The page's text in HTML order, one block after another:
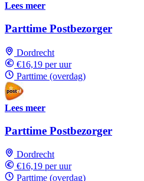
Lees meer
Parttime Postbezorger
Dordrecht
€16,19 per uur
Parttime (overdag)
Lees meer
Parttime Postbezorger
Dordrecht
€16,19 per uur
Parttime (overdag)